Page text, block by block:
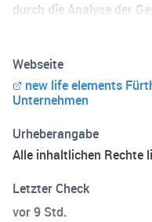
durch die Analyse der
Lebensqualität
deine Ziele bringen. Ich
hast! Alesia Zöbl https://
Webseite
new life elements
Unternehmen
Urheberangabe
Alle inhaltlichen Rechte
Letzter Check
vor 9 Std.